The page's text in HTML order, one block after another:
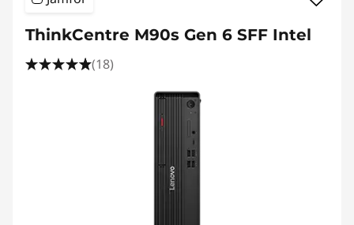
ThinkCentre M90s Gen 6 SFF Intel
(18)